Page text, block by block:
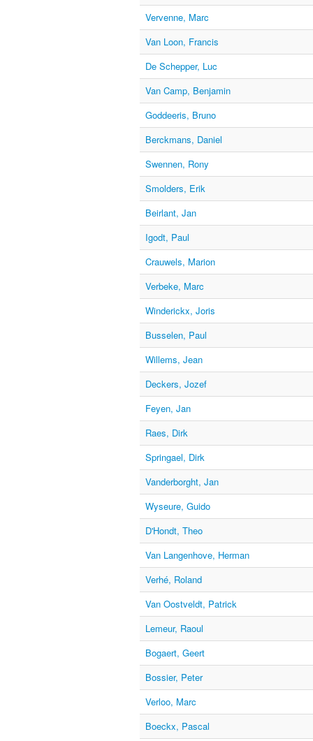
Vervenne, Marc
Van Loon, Francis
De Schepper, Luc
Van Camp, Benjamin
Goddeeris, Bruno
Berckmans, Daniel
Swennen, Rony
Smolders, Erik
Beirlant, Jan
Igodt, Paul
Crauwels, Marion
Verbeke, Marc
Winderickx, Joris
Busselen, Paul
Willems, Jean
Deckers, Jozef
Feyen, Jan
Raes, Dirk
Springael, Dirk
Vanderborght, Jan
Wyseure, Guido
D'Hondt, Theo
Van Langenhove, Herman
Verhé, Roland
Van Oostveldt, Patrick
Lemeur, Raoul
Bogaert, Geert
Bossier, Peter
Verloo, Marc
Boeckx, Pascal